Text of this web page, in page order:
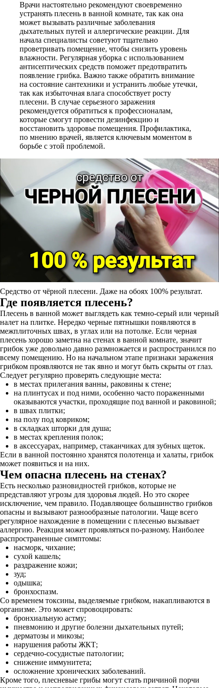
Врачи настоятельно рекомендуют своевременно
устранять плесень в ванной комнате, так как она
может вызывать различные заболевания
дыхательных путей и аллергические реакции. Для
начала специалисты советуют тщательно
проветривать помещение, чтобы снизить уровень
влажности. Регулярная уборка с использованием
антисептических средств поможет предотвратить
появление грибка. Важно также обратить внимание
на состояние сантехники и устранить любые утечки,
так как избыточная влага способствует росту
плесени. В случае серьезного заражения
рекомендуется обратиться к профессионалам,
которые смогут провести дезинфекцию и
восстановить здоровье помещения. Профилактика,
по мнению врачей, является ключевым моментом в
борьбе с этой проблемой.
Средство от чёрной плесени. Даже на обоях 100% результат.
Где появляется плесень?
Плесень в ванной может выглядеть как темно-серый или черный
налет на плитке. Нередко черные пятнышки появляются в
межплиточных швах, в углах или на потолке. Если черная
плесень хорошо заметна на стенах в ванной комнате, значит
грибок уже довольно давно размножается и распространился по
всему помещению. Но на начальном этапе признаки заражения
грибком проявляются не так явно и могут быть скрыты от глаз.
Следует регулярно проверять следующие места:
в местах прилегания ванны, раковины к стене;
на плинтусах и под ними, особенно часто пораженными
оказываются участки, проходящие под ванной и раковиной;
в швах плитки;
на полу под ковриком;
в складках шторки для душа;
в местах крепления полок;
в аксессуарах, например, стаканчиках для зубных щеток.
Если в ванной постоянно хранятся полотенца и халаты, грибок
может появиться и на них.
Чем опасна плесень на стенах?
Есть несколько разновидностей грибков, которые не
представляют угрозы для здоровья людей. Но это скорее
исключение, чем правило. Подавляющее большинство грибков
опасны и вызывают разнообразные патологии. Чаще всего
регулярное нахождение в помещении с плесенью вызывает
аллергию. Реакция может проявляться по-разному. Наиболее
распространенные симптомы:
насморк, чихание;
сухой кашель;
раздражение кожи;
зуд;
одышка;
бронхоспазм.
Со временем токсины, выделяемые грибком, накапливаются в
организме. Это может спровоцировать:
бронхиальную астму;
пневмонию и другие болезни дыхательных путей;
дерматозы и микозы;
нарушения работы ЖКТ;
сердечно-сосудистые патологии;
снижение иммунитета;
осложнение хронических заболеваний.
Кроме того, плесневые грибы могут стать причиной порчи